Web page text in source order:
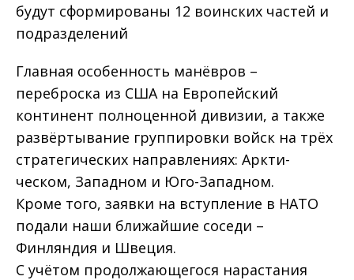
будут сформированы 12 воинских частей и
подразделений
Главная особенность манёвров –
переброска из США на Европейский
континент полноценной дивизии, а также
развёртывание группировки войск на трёх
стратегических направлениях: Аркти­
ческом, Западном и Юго-Западном.
Кроме того, заявки на вступление в НАТО
подали наши ближайшие соседи –
Финляндия и Швеция.
С учётом продолжающегося нарастания